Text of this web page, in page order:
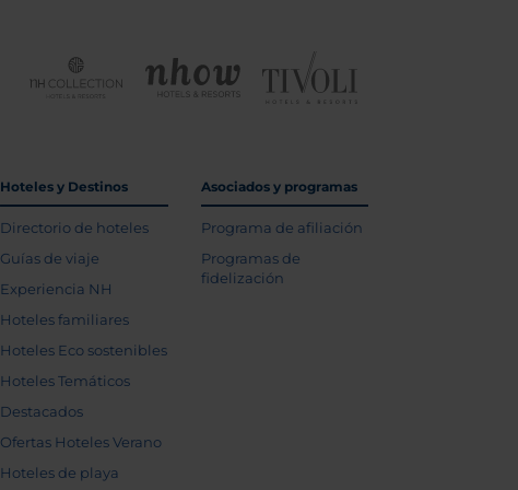
Hoteles y Destinos
Directorio de hoteles
Guías de viaje
Experiencia NH
Hoteles familiares
Hoteles Eco sostenibles
Hoteles Temáticos
Destacados
Ofertas Hoteles Verano
Hoteles de playa
Asociados y programas
Programa de afiliación
Programas de
fidelización